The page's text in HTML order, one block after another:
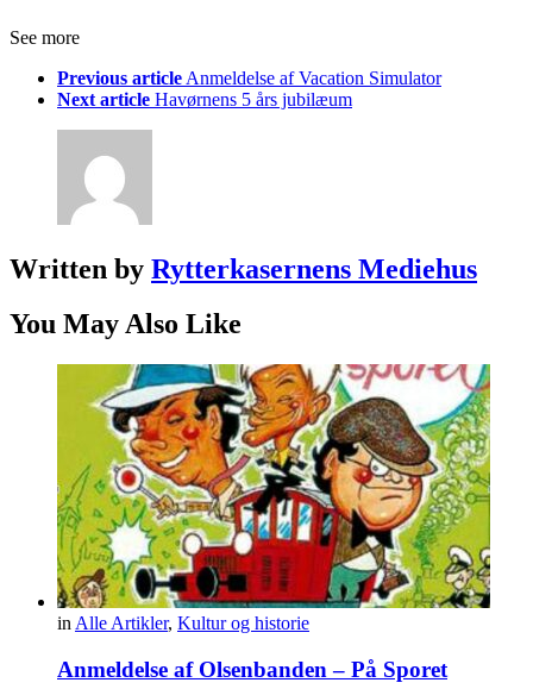
See more
Previous article Anmeldelse af Vacation Simulator
Next article Havørnens 5 års jubilæum
Written by Rytterkasernens Mediehus
You May Also Like
in Alle Artikler, Kultur og historie
Anmeldelse af Olsenbanden – På Sporet